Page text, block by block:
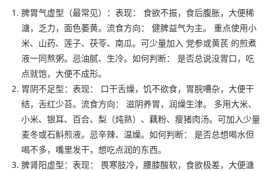
脾胃气虚型（最常见）：表现： 食欲不振，食后腹胀，大便稀
溏，乏力，面色萎黄。流食方向： 健脾益气为主。 重点使用小
米、山药、莲子、茯苓、南瓜。可少量加入 党参或黄芪 的煎煮
液一同熬粥。忌油腻、生冷。如何判断： 是否总说没胃口，吃
点就饱，大便不成形。
胃阴不足型：表现： 口干舌燥，饥不欲食，胃脘嘈杂，大便干
结，舌红少苔。流食方向： 滋阴养胃，润燥生津。 多用大米、
小米、银耳、百合、梨（炖熟）、藕粉、瘦猪肉汤。可加入少量
麦冬或石斛煎液。忌辛辣、温燥。如何判断： 是否总想喝水但
喝不多，嘴里发干，想吃点润的东西。
脾肾阳虚型：表现： 畏寒肢冷，腰膝酸软，食欲极差，大便溏